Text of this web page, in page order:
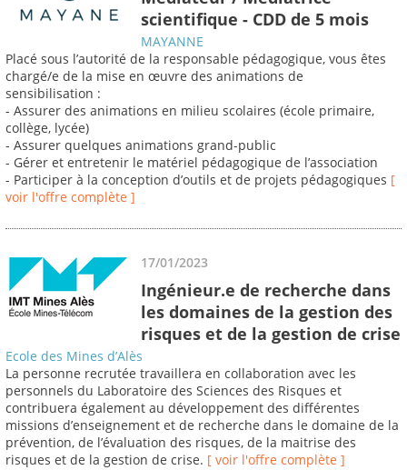
scientifique - CDD de 5 mois
MAYANNE
Placé sous l’autorité de la responsable pédagogique, vous êtes
chargé/e de la mise en œuvre des animations de
sensibilisation :
- Assurer des animations en milieu scolaires (école primaire,
collège, lycée)
- Assurer quelques animations grand-public
- Gérer et entretenir le matériel pédagogique de l’association
- Participer à la conception d’outils et de projets pédagogiques [
voir l'offre complète ]
17/01/2023
Ingénieur.e de recherche dans
les domaines de la gestion des
risques et de la gestion de crise
Ecole des Mines d’Alès
La personne recrutée travaillera en collaboration avec les
personnels du Laboratoire des Sciences des Risques et
contribuera également au développement des différentes
missions d’enseignement et de recherche dans le domaine de la
prévention, de l’évaluation des risques, de la maitrise des
risques et de la gestion de crise. [ voir l'offre complète ]